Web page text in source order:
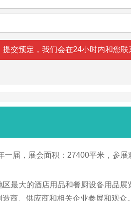
届，展会面积：27400平米，参
最大的酒店用品和餐厨设备用品展
商、供应商和相关企业参展和观众。